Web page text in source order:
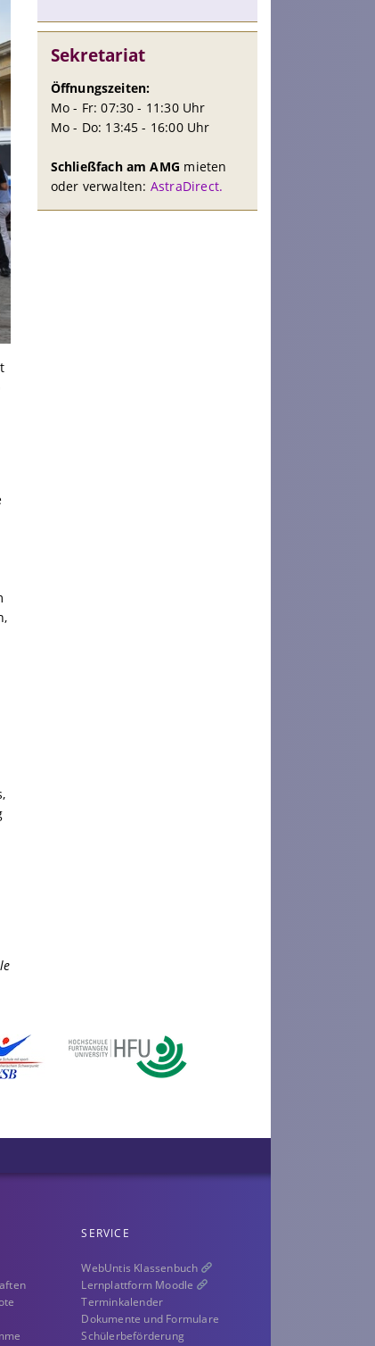
Sekretariat
Öffnungszeiten:
Mo - Fr: 07:30 - 11:30 Uhr
Mo - Do: 13:45 - 16:00 Uhr
Schließfach am AMG mieten
oder verwalten: AstraDirect.
SERVICE
WebUntis Klassenbuch
Lernplattform Moodle
Terminkalender
Dokumente und Formulare
Schülerbeförderung